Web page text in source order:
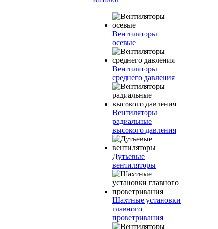
Вентиляторы
осевые
Вентиляторы
среднего давления
Вентиляторы
радиальные
высокого давления
Дутьевые
вентиляторы
Шахтные установки
главного
проветривания